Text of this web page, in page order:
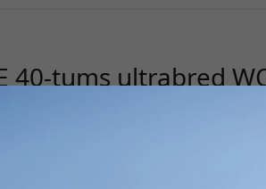
40-tums ultrabred
90 W, HDMI
- Rymdgrå